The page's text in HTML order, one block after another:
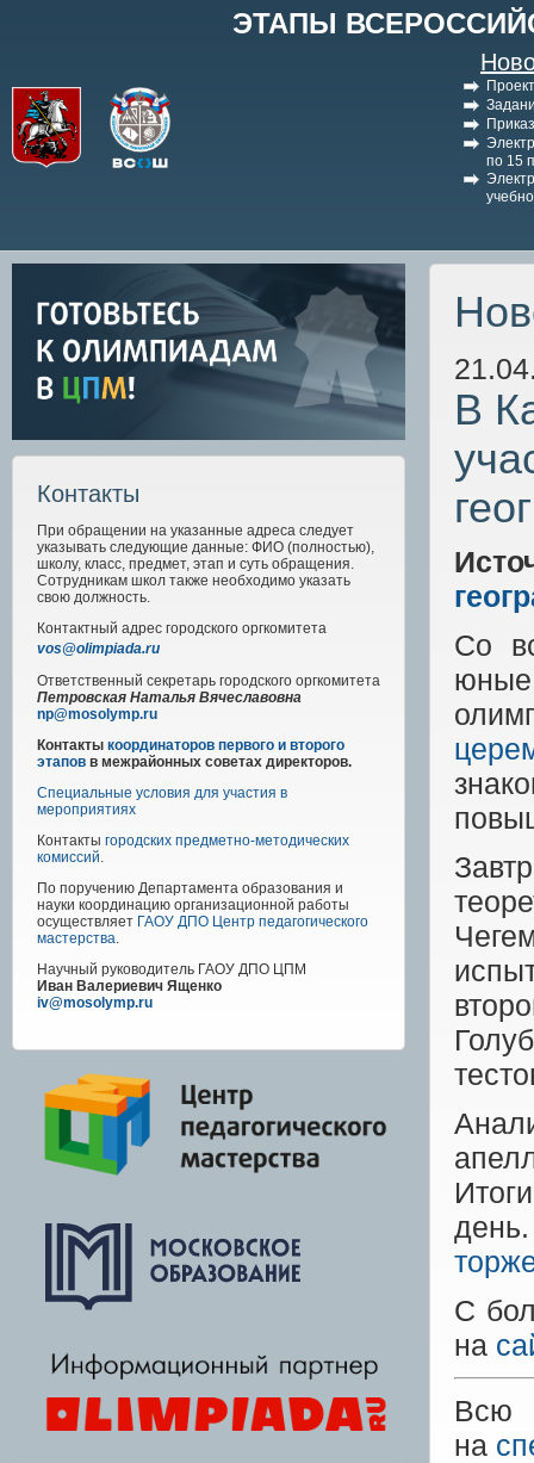
ЭТАПЫ
по 15
Контакты
При обращении на указанные адреса следует
указывать следующие данные: ФИО (полностью),
школу, класс, предмет, этап и суть обращения.
Сотрудникам школ также необходимо указать
свою должность.
Контактный адрес городского оргкомитета
vos@olimpiada.ru
Ответственный секретарь городского оргкомитета
Петровская Наталья Вячеславовна
np@mosolymp.ru
Контакты координаторов первого и второго
этапов в межрайонных советах директоров.
Специальные условия для участия в
мероприятиях
Контакты городских предметно-методических
комиссий.
По поручению Департамента образования и
науки координацию организационной работы
осуществляет ГАОУ ДПО Центр педагогического
мастерства.
Научный руководитель ГАОУ ДПО ЦПМ
Иван Валериевич Ященко
iv@mosolymp.ru
В
Со
юные
С
на
Всю
на